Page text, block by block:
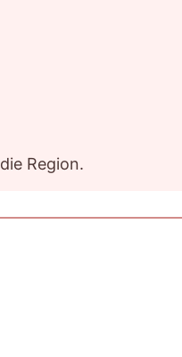
Region.